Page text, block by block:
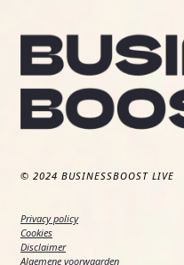
© 2024 BUSINESSBOOST LIVE
Privacy policy
Cookies
Disclaimer
Algemene voorwaarden